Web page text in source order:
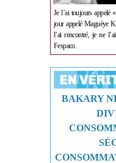
Je l’ai toujours appelé
jour appelé Maguèye
l’ai rencontré, je ne
Fespaco.
BAKARY